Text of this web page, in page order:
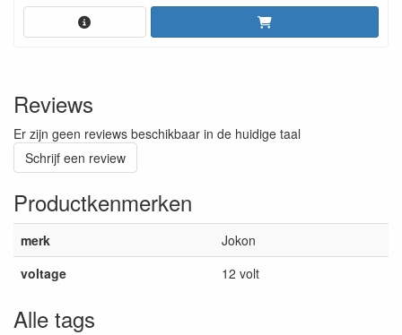
Reviews
Er zijn geen reviews beschikbaar in de huidige taal
Schrijf een review
Productkenmerken
merk
Jokon
voltage
12 volt
Alle tags